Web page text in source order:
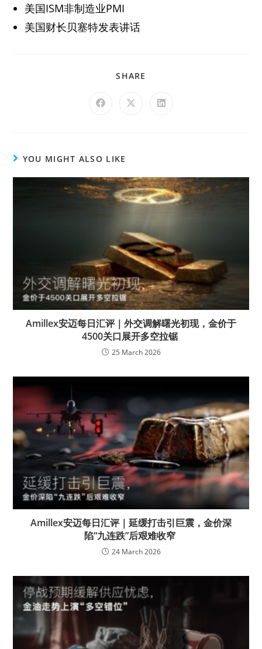
美国ISM非制造业PMI
美国财长贝塞特发表讲话
SHARE
YOU MIGHT ALSO LIKE
Amillex安迈每日汇评｜外交调解曙光初现，金价于
4500关口展开多空拉锯
25 March 2026
Amillex安迈每日汇评｜延缓打击引巨震，金价深
陷“九连跌”后艰难收窄
24 March 2026